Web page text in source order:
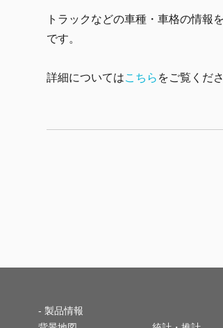
トラックなどの車種・車格の情報
です。
詳細についてはこちら をご覧くださ
- 製品情報